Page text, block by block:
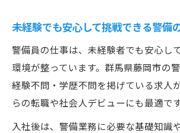
未経験でも安心して挑戦できる警備
警備員の仕事は、未経験者でも安心し
環境が整っています。群馬県藤岡市の
経験不問・学歴不問を掲げている求人
らの転職や社会人デビューにも最適です
入社後は、警備業務に必要な基礎知識